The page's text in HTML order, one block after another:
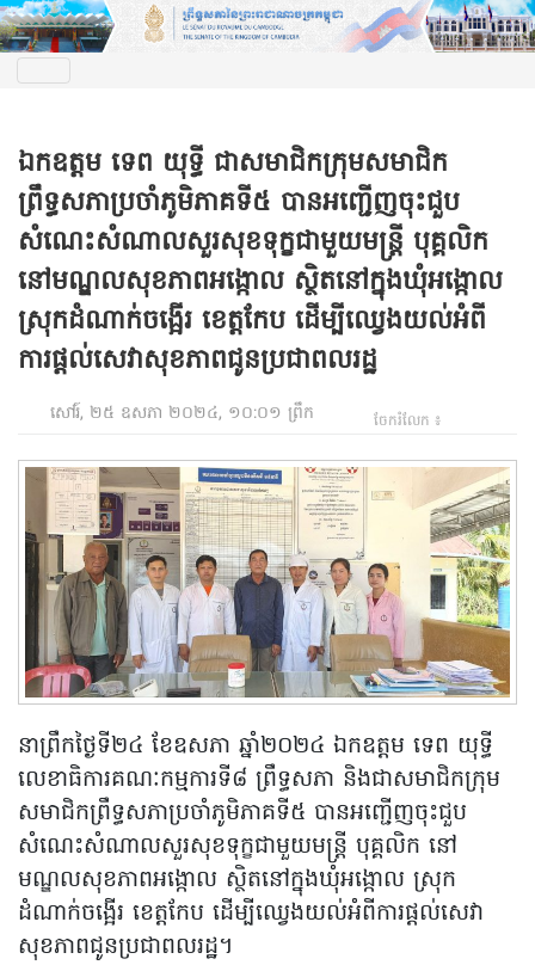
ឯកឧត្តម ទេព យុទ្ធី ជាសមាជិកក្រុមសមាជិក
ព្រឹទ្ធសភាប្រចាំភូមិភាគទី៥ បានអញ្ជើញចុះជួប
សំណេះសំណាលសួរសុខទុក្ខជាមួយមន្ត្រី បុគ្គលិក
នៅមណ្ឌលសុខភាពអង្កោល ស្ថិតនៅក្នុងឃុំអង្កោល
ស្រុកដំណាក់ចង្អើរ ខេត្តកែប ដើម្បីឈ្វេងយល់អំពី
ការផ្ដល់សេវាសុខភាពជូនប្រជាពលរដ្ឋ
សៅរ៍, ២៥ ឧសភា ២០២៤, ១០:០១ ព្រឹក ចែករំលែក ៖
នាព្រឹកថ្ងៃទី២៤ ខែឧសភា ឆ្នាំ២០២៤ ឯកឧត្តម ទេព យុទ្ធី
លេខាធិការគណៈកម្មការទី៨ ព្រឹទ្ធសភា និងជាសមាជិកក្រុម
សមាជិកព្រឹទ្ធសភាប្រចាំភូមិភាគទី៥ បានអញ្ជើញចុះជួប
សំណេះសំណាលសួរសុខទុក្ខជាមួយមន្ត្រី បុគ្គលិក នៅ
មណ្ឌលសុខភាពអង្កោល ស្ថិតនៅក្នុងឃុំអង្កោល ស្រុក
ដំណាក់ចង្អើរ ខេត្តកែប ដើម្បីឈ្វេងយល់អំពីការផ្ដល់សេវា
សុខភាពជូនប្រជាពលរដ្ឋ។